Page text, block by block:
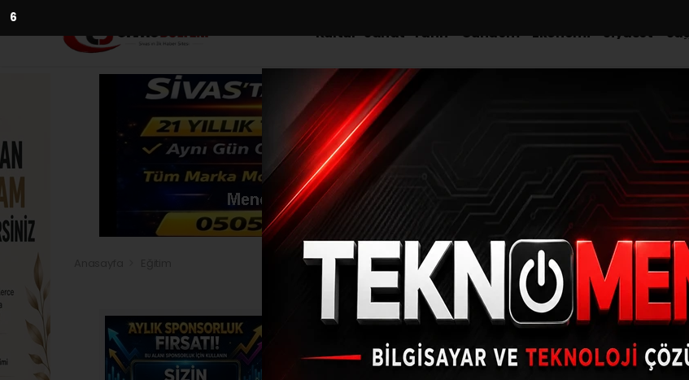
5
Kültür-Sanat-Tarih Gündem Ekonomi Siyaset